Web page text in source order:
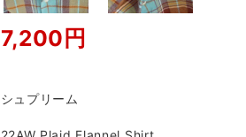
7,200円
シュプリーム